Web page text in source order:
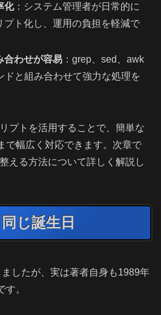
化：システム管理者が日常的に
プト化し、運用の負担を軽減で
合わせが容易 ：grep、sed、awk
ドと組み合わせて強力な処理を
プトを活用することで、簡単な
で幅広く対応できます。次章で
える方法について詳しく解説し
じ誕生日
したが、実は著者自身も1989年
。